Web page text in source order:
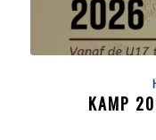
KAMP